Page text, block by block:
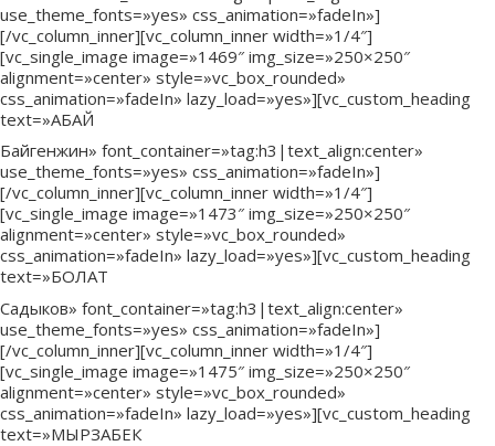
use_theme_fonts=»yes» css_animation=»fadeIn»]
[/vc_column_inner][vc_column_inner width=»1/4″]
[vc_single_image image=»1469″ img_size=»250×250″
alignment=»center» style=»vc_box_rounded»
css_animation=»fadeIn» lazy_load=»yes»][vc_custom_heading
text=»АБАЙ
Байгенжин» font_container=»tag:h3|text_align:center»
use_theme_fonts=»yes» css_animation=»fadeIn»]
[/vc_column_inner][vc_column_inner width=»1/4″]
[vc_single_image image=»1473″ img_size=»250×250″
alignment=»center» style=»vc_box_rounded»
css_animation=»fadeIn» lazy_load=»yes»][vc_custom_heading
text=»БОЛАТ
Садыков» font_container=»tag:h3|text_align:center»
use_theme_fonts=»yes» css_animation=»fadeIn»]
[/vc_column_inner][vc_column_inner width=»1/4″]
[vc_single_image image=»1475″ img_size=»250×250″
alignment=»center» style=»vc_box_rounded»
css_animation=»fadeIn» lazy_load=»yes»][vc_custom_heading
text=»МЫРЗАБЕК